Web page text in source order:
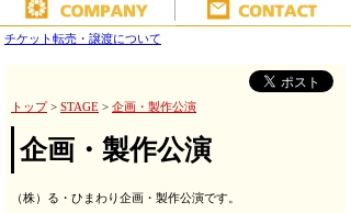
チケット転売・譲渡について
トップ> STAGE > 企画・製作公演
企画・製作公演
（株）る・ひまわり企画・製作公演です。